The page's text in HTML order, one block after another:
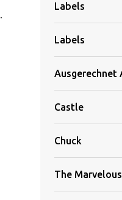
Labels
Labels
Ausgerechnet
Castle
Chuck
The